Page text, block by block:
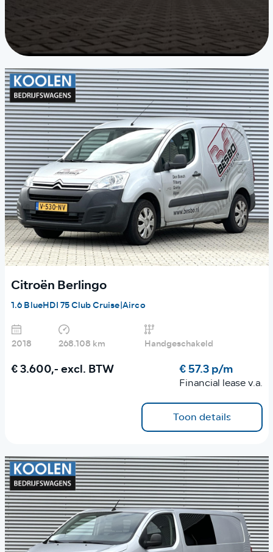
Citroën Berlingo
1.6 BlueHDI 75 Club Cruise|Airco
2018 268.108 km Handgeschakeld
€ 3.600,-excl. BTW € 57.3 p/m
Financial lease v.a.
Toon details